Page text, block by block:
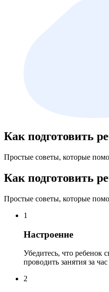
Как подготовить
Простые советы, которые
Как подготовить
Простые советы, которые
1
Настроение
Убедитесь, что
проводить занятия за
2